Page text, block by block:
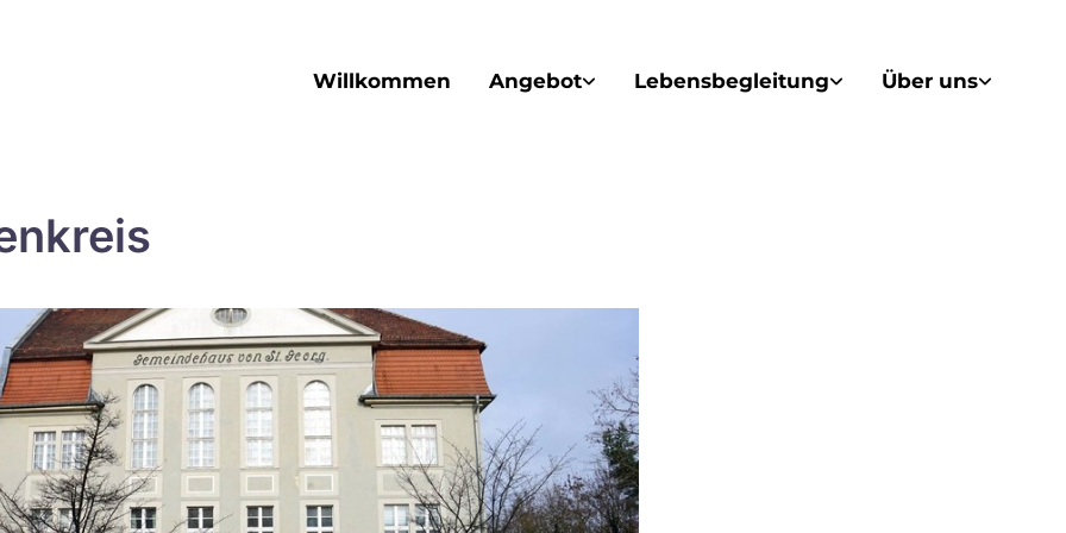
Willkommen Angebot Lebensbegleitung Über uns